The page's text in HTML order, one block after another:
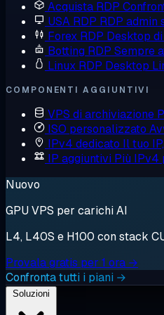
Acquista RDP
USA RDP RDP admin
Forex RDP Desktop
Botting RDP Sempre
Linux RDP Desktop
COMPONENTI AGGIUNTIVI
VPS di archiviazione
ISO personalizzato
IPv4 dedicato Il tuo
IP aggiuntivi Più IPv4
Nuovo
GPU VPS per carichi AI
L4, L40S e H100 con stack
Provala gratis per 1 ora →
Confronta tutti i piani →